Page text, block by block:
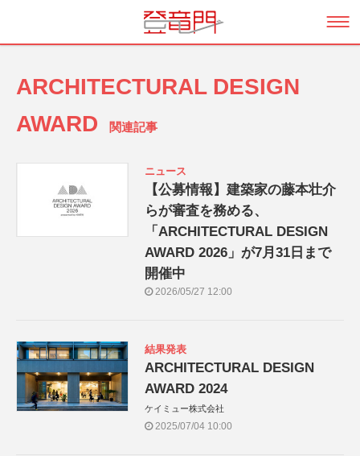
ARCHITECTURAL DESIGN
AWARD
関連記事
ニュース
【公募情報】建築家の藤本壮介
らが審査を務める、
「ARCHITECTURAL DESIGN
AWARD 2026」が7月31日まで
開催中
2026/05/27 12:00
結果発表
ARCHITECTURAL DESIGN
AWARD 2024
ケイミュー株式会社
2025/07/04 10:00